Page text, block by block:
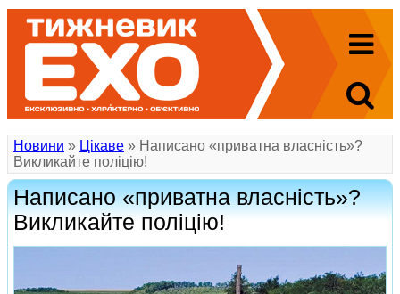
Новини » Цікаве » Написано «приватна власність»?
Викликайте поліцію!
Написано «приватна власність»?
Викликайте поліцію!